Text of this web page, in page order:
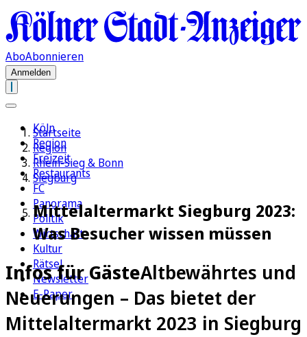
AboAbonnieren
Anmelden
Köln
Region
Freizeit
Restaurants
FC
Panorama
Politik
Wirtschaft
Kultur
Rätsel
Newsletter
E-Paper
Startseite
Region
Rhein-Sieg & Bonn
Siegburg
Mittelaltermarkt Siegburg 2023:
Was Besucher wissen müssen
Infos für GästeAltbewährtes und
Neuerungen – Das bietet der
Mittelaltermarkt 2023 in Siegburg